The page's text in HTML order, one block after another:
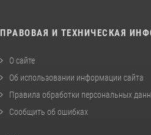
ПРАВОВАЯ И ТЕХНИЧЕСКАЯ
О сайте
Об использовании информации сайта
Правила обработки персональных
Сообщить об ошибках